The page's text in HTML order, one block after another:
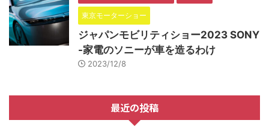
東京モーターショー
ジャパンモビリティショー2023 SONY
-家電のソニーが車を造るわけ
2023/12/8
最近の投稿